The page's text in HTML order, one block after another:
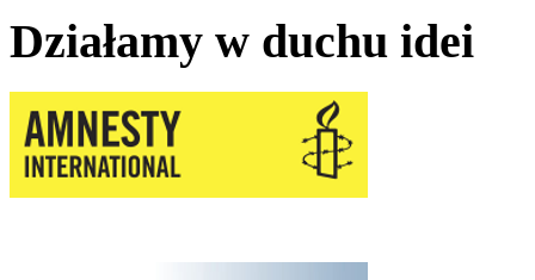
Działamy w duchu idei